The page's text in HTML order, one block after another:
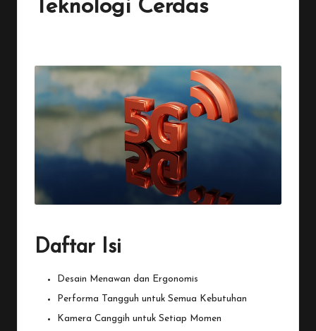
Teknologi Cerdas
Daftar Isi
Desain Menawan dan Ergonomis
Performa Tangguh untuk Semua Kebutuhan
Kamera Canggih untuk Setiap Momen